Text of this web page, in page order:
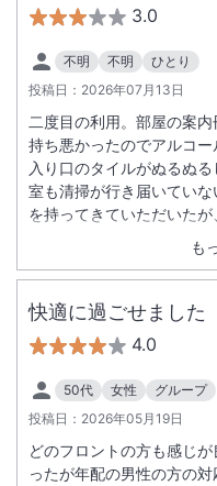
3.0
不明 不明
ひとり
投稿日： 2026年07月13日
も
二度目の利用。部屋の案
持ち悪かったのでアルコ
入り口のタイルがぬるぬ
室も清掃が行き届いてい
を持ってきていただいた
ナー研修を受けているの
なってた。すべてが高額。
快適に過ごせました
4.0
50代 女性
グループ
投稿日： 2026年05月19日
どのフロントの方も感じ
ったが年配の男性の方の